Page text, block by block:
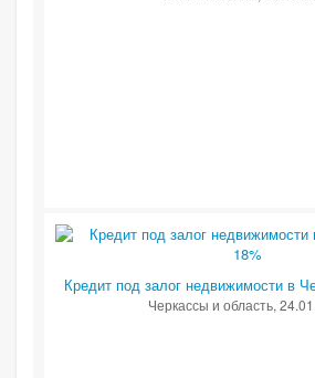
Кредит под залог недвижимости в
Черкассы и область,